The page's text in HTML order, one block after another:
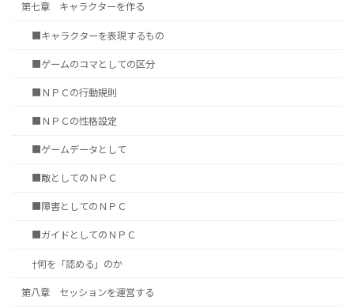
第七章 キャラクターを作る
■キャラクターを表現するもの
■ゲームのコマとしての区分
■ＮＰＣの行動規則
■ＮＰＣの性格設定
■ゲームデータとして
■敵としてのＮＰＣ
■障害としてのＮＰＣ
■ガイドとしてのＮＰＣ
†何を「認める」のか
第八章 セッションを運営する